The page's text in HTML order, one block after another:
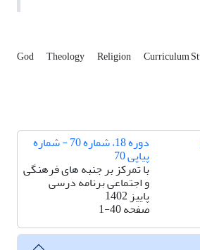
God Theology Religion Curriculum
دوره 18، شماره 70 - شماره
پیاپی 70
با تمرکز بر جنبه های فرهنگی
و اجتماعی برنامه درسی
پاییز 1402
صفحه1-40